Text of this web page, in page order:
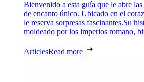
Bienvenido a esta guía que le abre
de encanto único. Ubicado en el
le reserva sorpresas fascinantes.Su
moldeado por los imperios romano,
ArticlesRead more